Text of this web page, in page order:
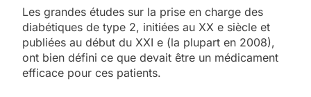
Les grandes études sur la prise en charge des
diabétiques de type 2, initiées au XX e siècle et
publiées au début du XXI e (la plupart en 2008),
ont bien défini ce que devait être un médicament
efficace pour ces patients.